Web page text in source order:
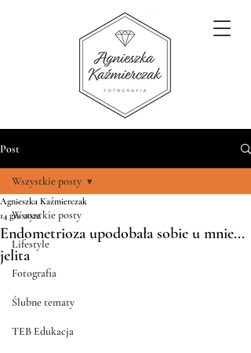
Post
Wszystkie posty
Lifestyle
Fotografia
Ślubne tematy
TEB Edukacja
Wszystkie posty
Endometrioza upodobała sobie u mnie...
jelita
Agnieszka Kaźmierczak
14 gru 2022